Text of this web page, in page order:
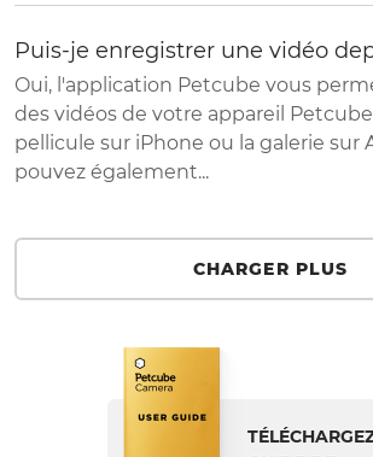
Puis-je enregistrer une vidéo
Oui, l'application Petcube vous
des vidéos de votre appareil
pellicule sur iPhone ou la galerie sur
pouvez également...
CHARGER PLUS